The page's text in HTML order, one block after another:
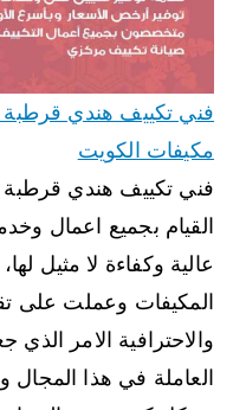
مكيفات الكويت
فني تكييف هندي قرطبة
القيام بجميع اعمال
عالية وكفاءة لا مثيل
المكيفات وعملت على
والاحترافية الامر
العاملة في هذا المجال